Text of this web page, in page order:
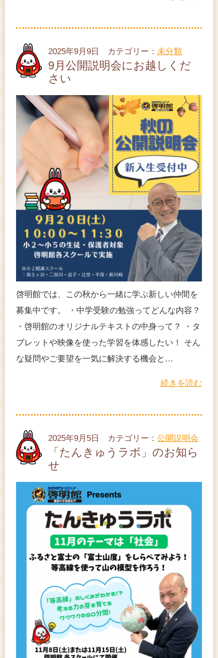
2025年9月9日 カテゴリー： 未分類
9月公開説明会にお越しくだ
さい
啓明館では、この秋から一緒に学ぶ新しい仲間を
募集中です。 ・中学受験の勉強ってどんな内容？
・啓明館のオリジナルテキストの中身って？ ・タ
ブレットや映像を使った学習を体感したい！ そん
な疑問やご要望を一気に解決する機会と…
続きを読む
2025年9月5日 カテゴリー： 公開説明会
「たんきゅうラボ」のお知ら
せ